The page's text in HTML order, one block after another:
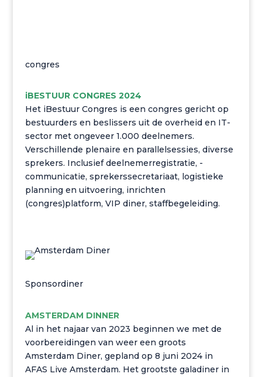
congres
iBESTUUR CONGRES 2024
Het iBestuur Congres is een congres gericht op
bestuurders en beslissers uit de overheid en IT-
sector met ongeveer 1.000 deelnemers.
Verschillende plenaire en parallelsessies, diverse
sprekers. Inclusief deelnemerregistratie, -
communicatie, sprekerssecretariaat, logistieke
planning en uitvoering, inrichten
(congres)platform, VIP diner, staffbegeleiding.
Sponsordiner
AMSTERDAM DINNER
Al in het najaar van 2023 beginnen we met de
voorbereidingen van weer een groots
Amsterdam Diner, gepland op 8 juni 2024 in
AFAS Live Amsterdam. Het grootste galadiner in